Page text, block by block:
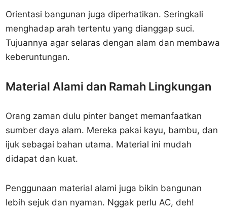
Orientasi bangunan juga diperhatikan. Seringkali
menghadap arah tertentu yang dianggap suci.
Tujuannya agar selaras dengan alam dan membawa
keberuntungan.
Material Alami dan Ramah Lingkungan
Orang zaman dulu pinter banget memanfaatkan
sumber daya alam. Mereka pakai kayu, bambu, dan
ijuk sebagai bahan utama. Material ini mudah
didapat dan kuat.
Penggunaan material alami juga bikin bangunan
lebih sejuk dan nyaman. Nggak perlu AC, deh!